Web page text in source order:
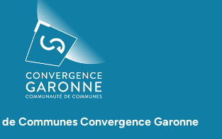
Communes Convergence Garonne